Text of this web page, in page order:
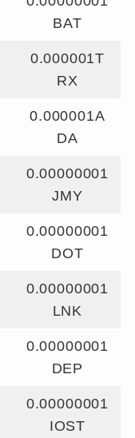
BAT
0.000001T
RX
0.000001A
DA
0.00000001
JMY
0.00000001
DOT
0.00000001
LNK
0.00000001
DEP
0.00000001
IOST